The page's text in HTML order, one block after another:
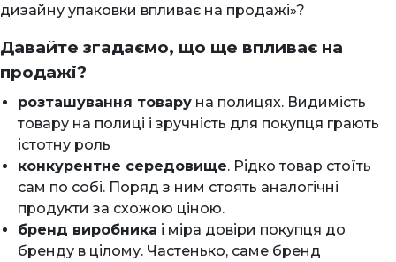
дизайну упаковки впливає на продажі»?
Давайте згадаємо, що ще впливає на
продажі?
розташування товару на полицях. Видимість
товару на полиці і зручність для покупця грають
істотну роль
конкурентне середовище. Рідко товар стоїть
сам по собі. Поряд з ним стоять аналогічні
продукти за схожою ціною.
бренд виробника і міра довіри покупця до
бренду в цілому. Частенько, саме бренд